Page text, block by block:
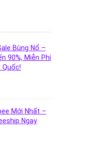
Bùng Nổ –
90%, Miễn Phí
Quốc!
Mới Nhất –
Ngay